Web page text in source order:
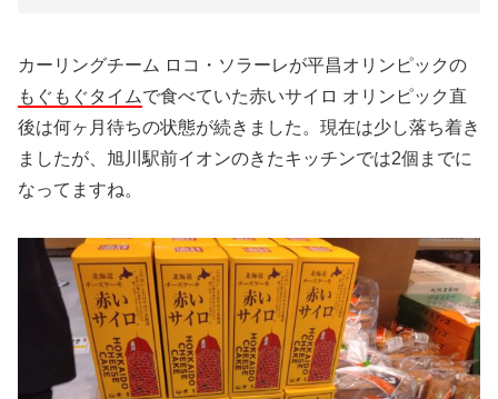
カーリングチーム ロコ・ソラーレが平昌オリンピックの
もぐもぐタイムで食べていた赤いサイロ オリンピック直
後は何ヶ月待ちの状態が続きました。現在は少し落ち着き
ましたが、旭川駅前イオンのきたキッチンでは2個までに
なってますね。